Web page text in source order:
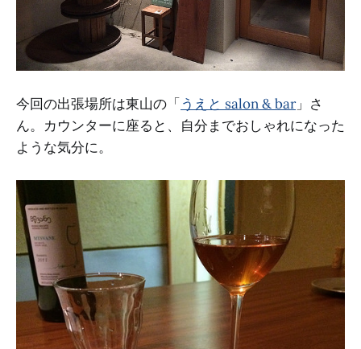
今回の出張場所は東山の「うえと salon & bar」さ
ん。カウンターに座ると、自分までおしゃれになった
ような気分に。